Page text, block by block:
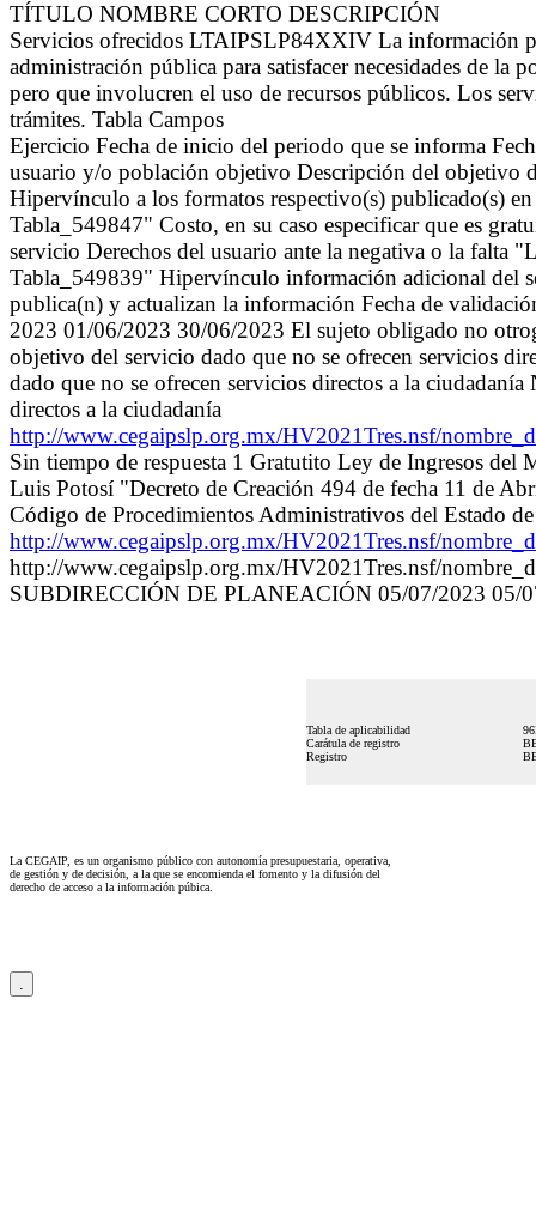
TÍTULO NOMBRE CORTO DESCRIPCIÓN
Servicios ofrecidos LTAIPSLP84XXIV La información
administración pública para satisfacer necesidades de
pero que involucren el uso de recursos públicos. Los
trámites. Tabla Campos
Ejercicio Fecha de inicio del periodo que se informa
usuario y/o población objetivo Descripción del objetivo
Hipervínculo a los formatos respectivo(s) publicado(s)
Tabla_549847" Costo, en su caso especificar que es
servicio Derechos del usuario ante la negativa o la falta
Tabla_549839" Hipervínculo información adicional del
publica(n) y actualizan la información Fecha de
2023 01/06/2023 30/06/2023 El sujeto obligado no
objetivo del servicio dado que no se ofrecen servicios
dado que no se ofrecen servicios directos a la
directos a la ciudadanía
http://www.cegaipslp.org.mx/HV2021Tres.nsf/
Sin tiempo de respuesta 1 Gratutito Ley de Ingresos
Luis Potosí "Decreto de Creación 494 de fecha 11 de
Código de Procedimientos Administrativos del Estado
http://www.cegaipslp.org.mx/HV2021Tres.nsf/
http://www.cegaipslp.org.mx/HV2021Tres.nsf/
SUBDIRECCIÓN DE PLANEACIÓN 05/07/2023 05/
Tabla de aplicabilidad
Carátula de registro
Registro
La CEGAIP, es un organismo público con autonomía presupuestaria, operativa,
de gestión y de decisión, a la que se encomienda el fomento y la difusión del
derecho de acceso a la información púbica.